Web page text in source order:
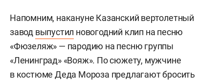
Напомним, накануне Казанский вертолетный
завод выпустил новогодний клип на песню
«Фюзеляж» — пародию на песню группы
«Ленинград» «Вояж». По сюжету, мужчине
в костюме Деда Мороза предлагают бросить